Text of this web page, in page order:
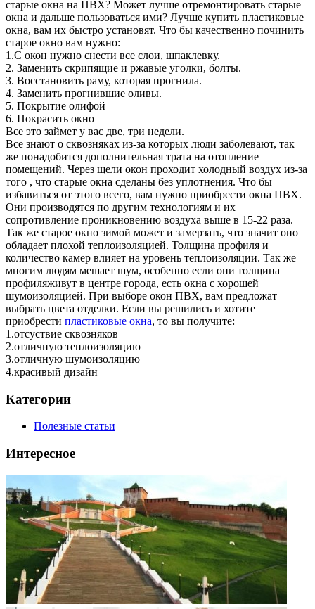
старые окна на ПВХ? Может лучше отремонтировать старые
окна и дальше пользоваться ими? Лучше купить пластиковые
окна, вам их быстро установят. Что бы качественно починить
старое окно вам нужно:
1.С окон нужно снести все слои, шпаклевку.
2. Заменить скрипящие и ржавые уголки, болты.
3. Восстановить раму, которая прогнила.
4. Заменить прогнившие оливы.
5. Покрытие олифой
6. Покрасить окно
Все это займет у вас две, три недели.
Все знают о сквозняках из-за которых люди заболевают, так
же понадобится дополнительная трата на отопление
помещений. Через щели окон проходит холодный воздух из-за
того , что старые окна сделаны без уплотнения. Что бы
избавиться от этого всего, вам нужно приобрести окна ПВХ.
Они производятся по другим технологиям и их
сопротивление проникновению воздуха выше в 15-22 раза.
Так же старое окно зимой может и замерзать, что значит оно
обладает плохой теплоизоляцией. Толщина профиля и
количество камер влияет на уровень теплоизоляции. Так же
многим людям мешает шум, особенно если они толщина
профиляживут в центре города, есть окна с хорошей
шумоизоляцией. При выборе окон ПВХ, вам предложат
выбрать цвета отделки. Если вы решились и хотите
приобрести пластиковые окна, то вы получите:
1.отсуствие сквозняков
2.отличную теплоизоляцию
3.отличную шумоизоляцию
4.красивый дизайн
Категории
Полезные статьи
Интересное